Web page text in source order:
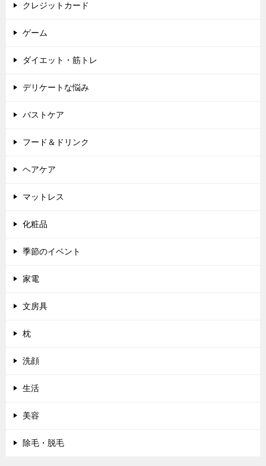
クレジットカード
ゲーム
ダイエット・筋トレ
デリケートな悩み
バストケア
フード＆ドリンク
ヘアケア
マットレス
化粧品
季節のイベント
家電
文房具
枕
洗顔
生活
美容
除毛・脱毛